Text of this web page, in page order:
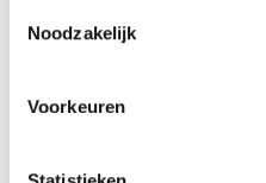
Noodzakelijk
Voorkeuren
Vermogen: 250 watt RMS
Impedantie: 2 OHM